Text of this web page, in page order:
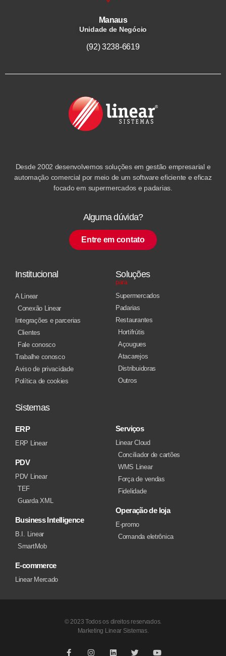
Manaus
Unidade de Negócio
(92) 3238-6619
Desde 2002 desenvolvemos soluções em gestão empresarial e
automação comercial por meio de um software eficiente e eficaz
focado em supermercados e padarias.
Alguma dúvida?
Entre em contato
Institucional
A Linear
Conexão Linear
Integrações e parcerias
Clientes
Fale conosco
Trabalhe conosco
Aviso de privacidade
Política de cookies
Soluções
para
Supermercados
Padarias
Restaurantes
Hortifrútis
Açougues
Atacarejos
Distribuidoras
Outros
Sistemas
ERP
ERP Linear
PDV
PDV Linear
TEF
Guarda XML
Business Intelligence
B.I. Linear
SmartMob
E-commerce
Linear Mercado
Serviços
Linear Cloud
Conciliador de cartões
WMS Linear
Força de vendas
Fidelidade
Operação de loja
E-promo
Comanda eletrônica
© 2023 Todos os direitos reservados.
Marketing Linear Sistemas.